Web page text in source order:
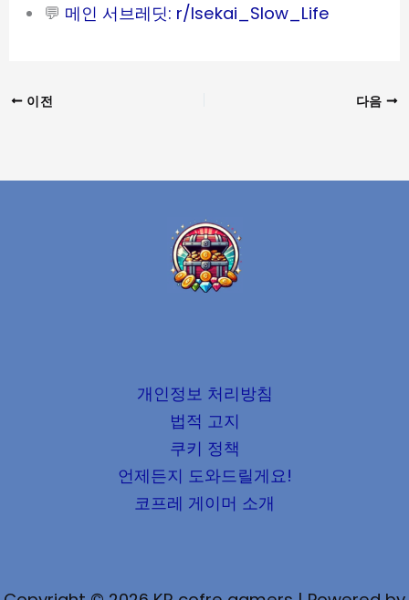
💬 메인 서브레딧: r/Isekai_Slow_Life
이전 다음
개인정보 처리방침
법적 고지
쿠키 정책
언제든지 도와드릴게요!
코프레 게이머 소개